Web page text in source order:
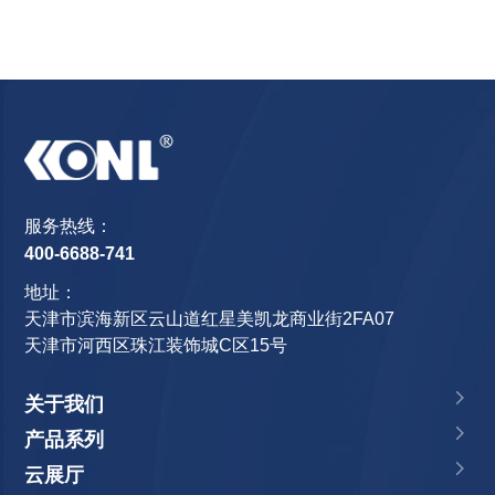
服务热线：
400-6688-741
地址：
天津市滨海新区云山道红星美凯龙商业街2FA07
天津市河西区珠江装饰城C区15号
关于我们
产品系列
云展厅